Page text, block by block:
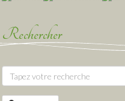
Rechercher